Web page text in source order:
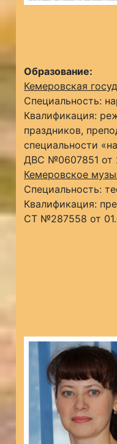
Образование:
Кемеровская
Специальность:
Квалификация:
праздников,
специальности
ДВС №0607851 от
Кемеровское
Специальность:
Квалификация:
СТ №287558 от